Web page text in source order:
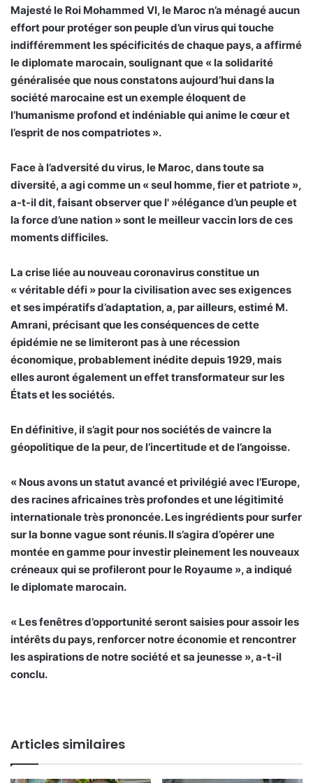
Majesté le Roi Mohammed VI, le Maroc n’a ménagé aucun
effort pour protéger son peuple d’un virus qui touche
indifféremment les spécificités de chaque pays, a affirmé
le diplomate marocain, soulignant que « la solidarité
généralisée que nous constatons aujourd’hui dans la
société marocaine est un exemple éloquent de
l’humanisme profond et indéniable qui anime le cœur et
l’esprit de nos compatriotes ».
Face à l’adversité du virus, le Maroc, dans toute sa
diversité, a agi comme un « seul homme, fier et patriote »,
a-t-il dit, faisant observer que l' »élégance d’un peuple et
la force d’une nation » sont le meilleur vaccin lors de ces
moments difficiles.
La crise liée au nouveau coronavirus constitue un
« véritable défi » pour la civilisation avec ses exigences
et ses impératifs d’adaptation, a, par ailleurs, estimé M.
Amrani, précisant que les conséquences de cette
épidémie ne se limiteront pas à une récession
économique, probablement inédite depuis 1929, mais
elles auront également un effet transformateur sur les
États et les sociétés.
En définitive, il s’agit pour nos sociétés de vaincre la
géopolitique de la peur, de l’incertitude et de l’angoisse.
« Nous avons un statut avancé et privilégié avec l’Europe,
des racines africaines très profondes et une légitimité
internationale très prononcée. Les ingrédients pour surfer
sur la bonne vague sont réunis. Il s’agira d’opérer une
montée en gamme pour investir pleinement les nouveaux
créneaux qui se profileront pour le Royaume », a indiqué
le diplomate marocain.
« Les fenêtres d’opportunité seront saisies pour assoir les
intérêts du pays, renforcer notre économie et rencontrer
les aspirations de notre société et sa jeunesse », a-t-il
conclu.
Articles similaires